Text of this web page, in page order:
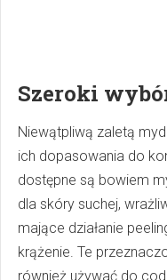
Szeroki
Niewątpliwą zaletą
ich dopasowania do
dostępne są bowiem
dla skóry suchej,
mające działanie
krążenie. Te
również używać do